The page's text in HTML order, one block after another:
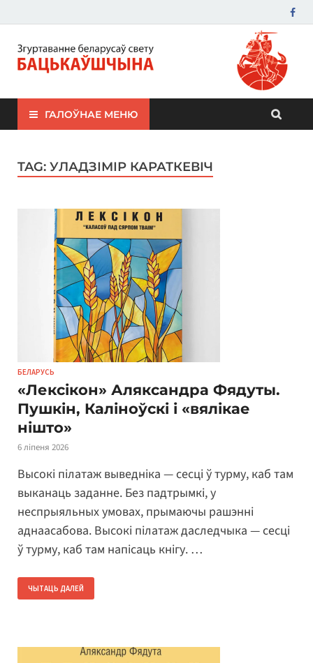
ЗБС "Бацькаўшчына"
ГАЛОЎНАЕ МЕНЮ
TAG: УЛАДЗІМІР КАРАТКЕВІЧ
БЕЛАРУСЬ
«Лексікон» Аляксандра Фядуты.
Пушкін, Каліноўскі і «вялікае
нішто»
6 ліпеня 2026
Высокі пілатаж выведніка — сесці ў турму, каб там
выканаць заданне. Без падтрымкі, у
неспрыяльных умовах, прымаючы рашэнні
аднаасабова. Высокі пілатаж даследчыка — сесці
ў турму, каб там напісаць кнігу. …
ЧЫТАЦЬ ДАЛЕЙ